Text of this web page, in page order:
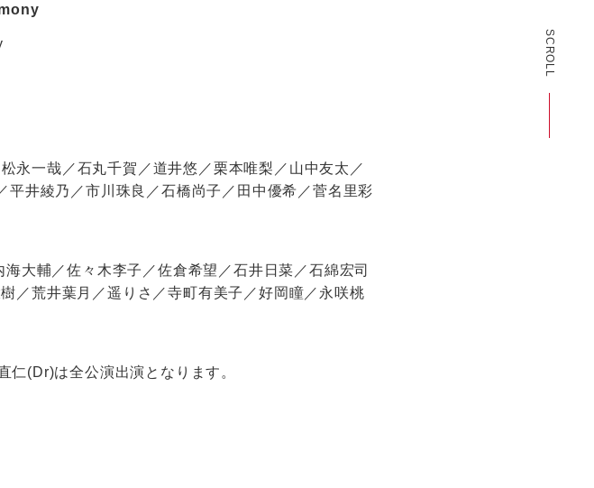
SCROLL
一哉／石丸千賀／道井悠／栗本唯梨／山中友太／
井綾乃／市川珠良／石橋尚子／田中優希／菅名里彩
大輔／佐々木李子／佐倉希望／石井日菜／石綿宏司
樹／荒井葉月／遥りさ／寺町有美子／好岡瞳／永咲桃
(Dr)は全公演出演となります。